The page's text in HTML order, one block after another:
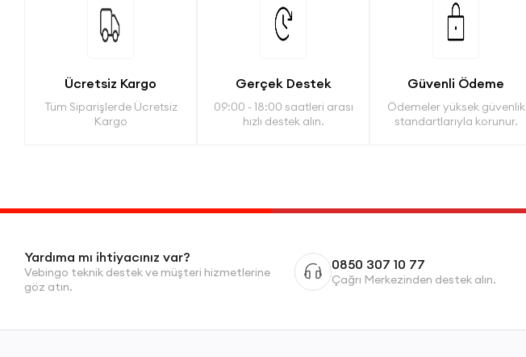
Ücretsiz Kargo
Tüm Siparişlerde Ücretsiz
Kargo
Gerçek Destek
09:00 - 18:00 saatleri arası
hızlı destek alın.
Güvenli Ödeme
Ödemeler yüksek güvenlik
standartlarıyla korunur.
Yardıma mı ihtiyacınız var?
Vebingo teknik destek ve müşteri hizmetlerine
göz atın.
0850 307 10 77
Çağrı Merkezinden destek alın.